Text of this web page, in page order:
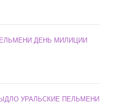
ДЕНЬ МИЛИЦИИ
УРАЛЬСКИЕ ПЕЛЬМЕНИ